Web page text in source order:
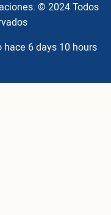
© 2024 Todos
6 days 10 hours